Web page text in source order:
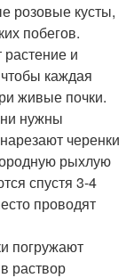
розовые кусты,
побегов.
и
каждая
живые почки.
нужны
черенки
рыхлую
спустя 3-4
проводят
погружают
раствор